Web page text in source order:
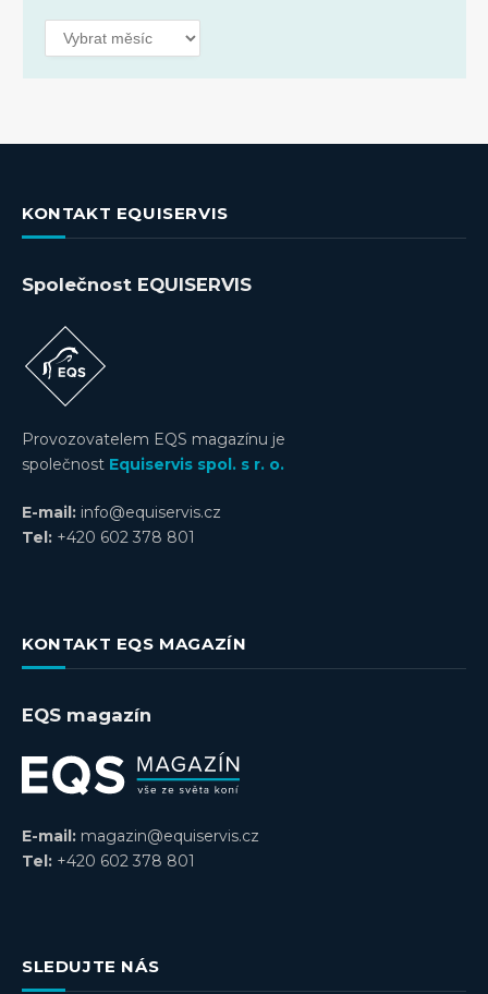
Archivy
KONTAKT EQUISERVIS
Společnost EQUISERVIS
Provozovatelem EQS magazínu je
společnost Equiservis spol. s r. o.
E-mail: info@equiservis.cz
Tel: +420 602 378 801
KONTAKT EQS MAGAZÍN
EQS magazín
E-mail: magazin@equiservis.cz
Tel: +420 602 378 801
SLEDUJTE NÁS